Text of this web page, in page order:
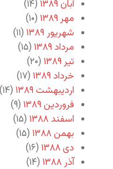
آبان ۱۳۸۹
(۱۴)
مهر ۱۳۸۹
(۱۰)
شهریور ۱۳۸۹
(۱۱)
مرداد ۱۳۸۹
(۱۵)
تیر ۱۳۸۹
(۲۰)
خرداد ۱۳۸۹
(۱۷)
اردیبهشت ۱۳۸۹
(۱۴)
فروردین ۱۳۸۹
(۹)
اسفند ۱۳۸۸
(۱۵)
بهمن ۱۳۸۸
(۱۵)
دی ۱۳۸۸
(۱۶)
آذر ۱۳۸۸
(۱۴)